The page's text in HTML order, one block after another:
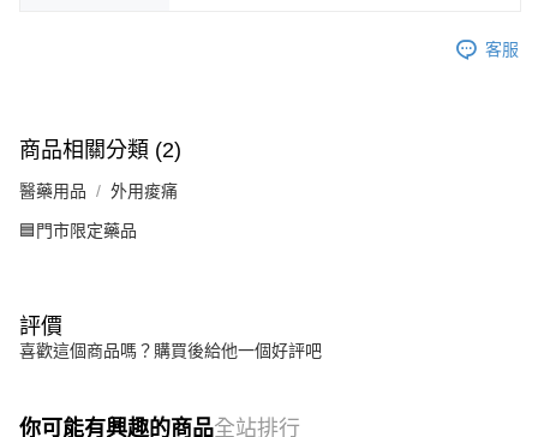
客服
商品相關分類 (2)
醫藥用品 外用痠痛
🟦門市限定藥品
評價
喜歡這個商品嗎？購買後給他一個好評吧
你可能有興趣的商品全站排行